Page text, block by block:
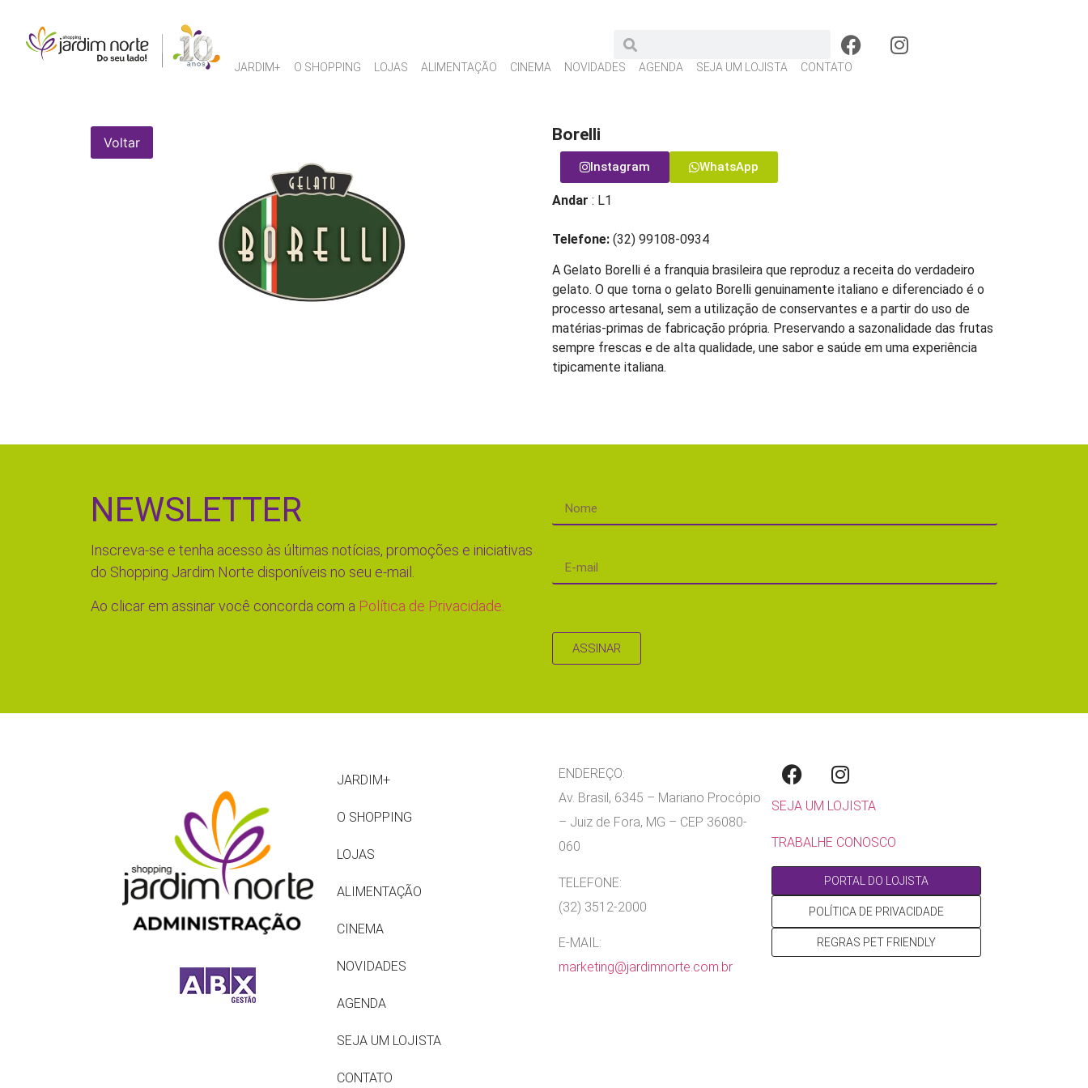
JARDIM+ O SHOPPING LOJAS ALIMENTAÇÃO CINEMA NOVIDADES AGENDA SEJA UM LOJISTA CONTATO
Voltar Borelli
Instagram WhatsApp
Andar : L1
Telefone: (32) 99108-0934
A Gelato Borelli é a franquia brasileira que reproduz a receita do verdadeiro
gelato. O que torna o gelato Borelli genuinamente italiano e diferenciado é o
processo artesanal, sem a utilização de conservantes e a partir do uso de
matérias-primas de fabricação própria. Preservando a sazonalidade das frutas
sempre frescas e de alta qualidade, une sabor e saúde em uma experiência
tipicamente italiana.
NEWSLETTER
Inscreva-se e tenha acesso às últimas notícias, promoções e iniciativas
do Shopping Jardim Norte disponíveis no seu e-mail.
Ao clicar em assinar você concorda com a Política de Privacidade.
ASSINAR
JARDIM+
O SHOPPING
LOJAS
ALIMENTAÇÃO
CINEMA
NOVIDADES
AGENDA
SEJA UM LOJISTA
CONTATO
ENDEREÇO:
Av. Brasil, 6345 – Mariano Procópio
– Juiz de Fora, MG – CEP 36080-
060
TELEFONE:
(32) 3512-2000
E-MAIL:
marketing@jardimnorte.com.br
SEJA UM LOJISTA
TRABALHE CONOSCO
PORTAL DO LOJISTA
POLÍTICA DE PRIVACIDADE
REGRAS PET FRIENDLY